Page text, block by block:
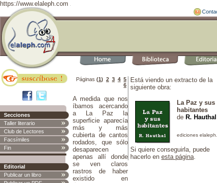
https://www.elaleph.com
Secciones
Taller literario
Club de Lectores
Facsímiles
Fin
Editorial
Publicar un libro
Páginas (1) 2 3 4 5
6
A medida que nos
íbamos acercando
a La Paz la
superficie aparecía
más y más
cubierta de cantos
rodados, que sólo
desaparecen
apenas allí donde
se ven claros
rastros de haber
existido en
Está viendo un extracto de la
siguiente obra:
La Paz y sus
habitantes
de R. Hauthal
Si quiere conseguirla, puede
hacerlo en esta página.